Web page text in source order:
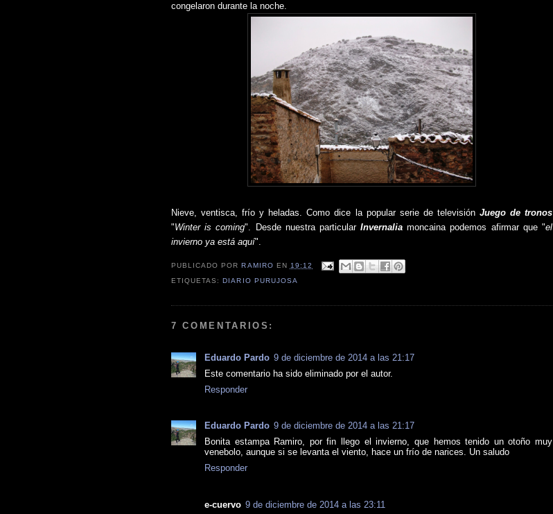
congelaron durante la noche.
Nieve, ventisca, frío y heladas. Como dice la popular serie de televisión Juego de tronos
"Winter is coming". Desde nuestra particularInvernalia moncaina podemos afirmar que "el
invierno ya está aquí".
PUBLICADO POR RAMIRO EN 19:12
ETIQUETAS: DIARIO PURUJOSA
7 COMENTARIOS:
Eduardo Pardo 9 de diciembre de 2014 a las 21:17
Este comentario ha sido eliminado por el autor.
Responder
Eduardo Pardo 9 de diciembre de 2014 a las 21:17
Bonita estampa Ramiro, por fin llego el invierno, que hemos tenido un otoño muy
venebolo, aunque si se levanta el viento, hace un frío de narices. Un saludo
Responder
e-cuervo 9 de diciembre de 2014 a las 23:11